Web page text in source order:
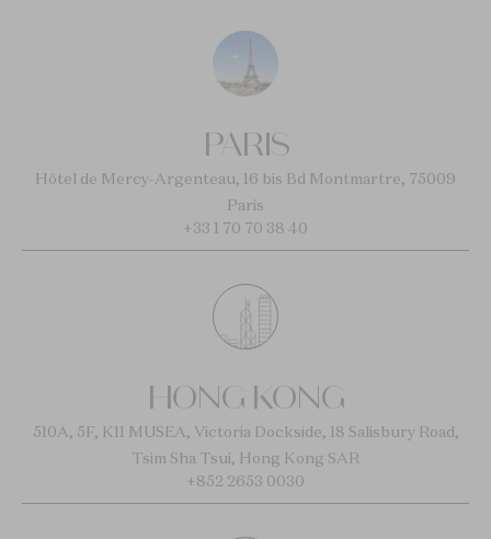
PARIS
Hôtel de Mercy-Argenteau, 16 bis Bd Montmartre, 75009
Paris
+33 1 70 70 38 40
HONG KONG
510A, 5F, K11 MUSEA, Victoria Dockside, 18 Salisbury Road,
Tsim Sha Tsui, Hong Kong SAR
+852 2653 0030